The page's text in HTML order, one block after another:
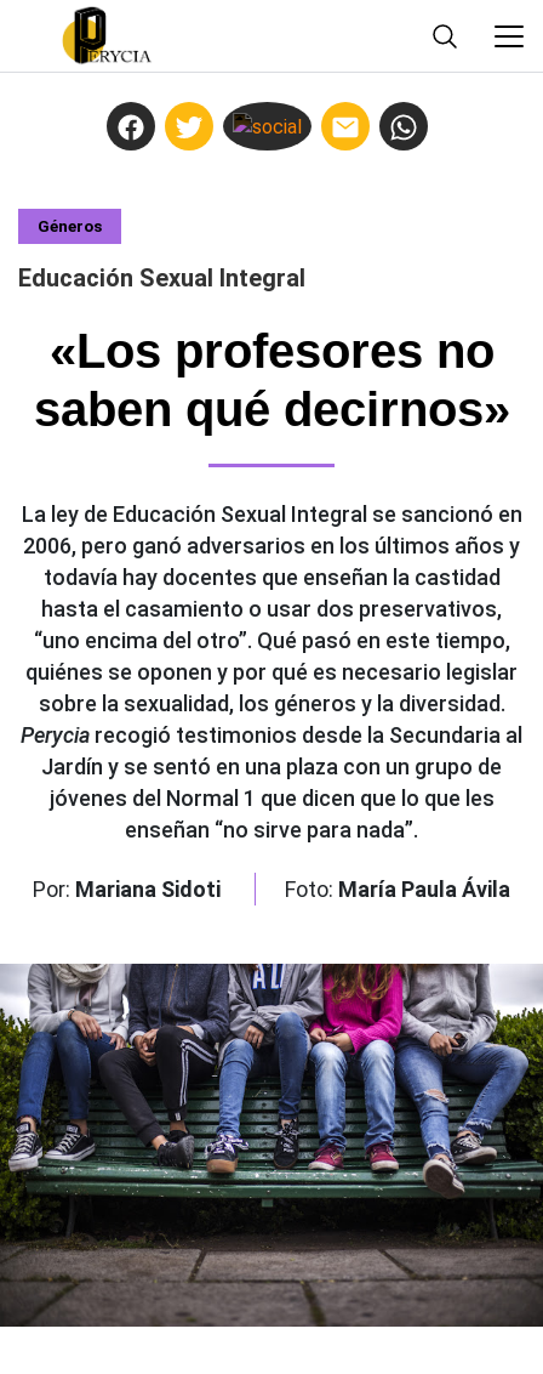
Géneros
Educación Sexual Integral
«Los profesores no
saben qué decirnos»
La ley de Educación Sexual Integral se sancionó en
2006, pero ganó adversarios en los últimos años y
todavía hay docentes que enseñan la castidad
hasta el casamiento o usar dos preservativos,
“uno encima del otro”. Qué pasó en este tiempo,
quiénes se oponen y por qué es necesario legislar
sobre la sexualidad, los géneros y la diversidad.
Perycia recogió testimonios desde la Secundaria al
Jardín y se sentó en una plaza con un grupo de
jóvenes del Normal 1 que dicen que lo que les
enseñan “no sirve para nada”.
Por: Mariana Sidoti Foto: María Paula Ávila